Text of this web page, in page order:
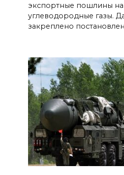
экспортные пошлины
углеводородные газы.
закреплено